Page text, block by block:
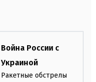
Война России с
Украиной
Ракетные обстрелы